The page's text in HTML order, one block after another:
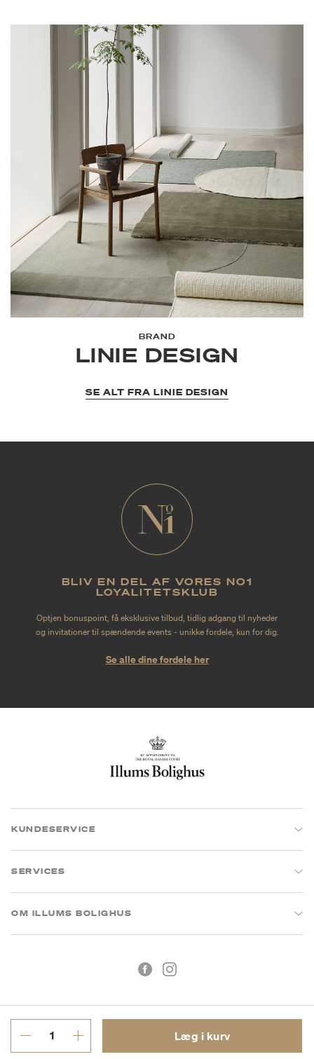
Læg i kurv
BRAND
LINIE DESIGN
SE ALT FRA LINIE DESIGN
BLIV EN DEL AF VORES NO1
LOYALITETSKLUB
Optjen bonuspoint, få eksklusive tilbud, tidlig adgang til nyheder
og invitationer til spændende events - unikke fordele, kun for dig.
Se alle dine fordele her
KUNDESERVICE
SERVICES
OM ILLUMS BOLIGHUS